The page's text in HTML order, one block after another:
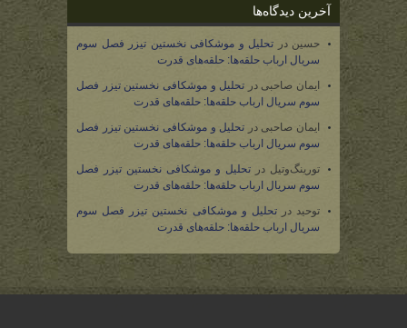
آخرین دیدگاه‌ها
حسین در تحلیل و موشکافی نخستین تیزر فصل سوم
سریال ارباب حلقه‌ها: حلقه‌های قدرت
ایمان صاحبی در تحلیل و موشکافی نخستین تیزر فصل
سوم سریال ارباب حلقه‌ها: حلقه‌های قدرت
ایمان صاحبی در تحلیل و موشکافی نخستین تیزر فصل
سوم سریال ارباب حلقه‌ها: حلقه‌های قدرت
تورینگ‌وتیل در تحلیل و موشکافی نخستین تیزر فصل
سوم سریال ارباب حلقه‌ها: حلقه‌های قدرت
توحید درتحلیل و موشکافی نخستین تیزر فصل سوم
سریال ارباب حلقه‌ها: حلقه‌های قدرت